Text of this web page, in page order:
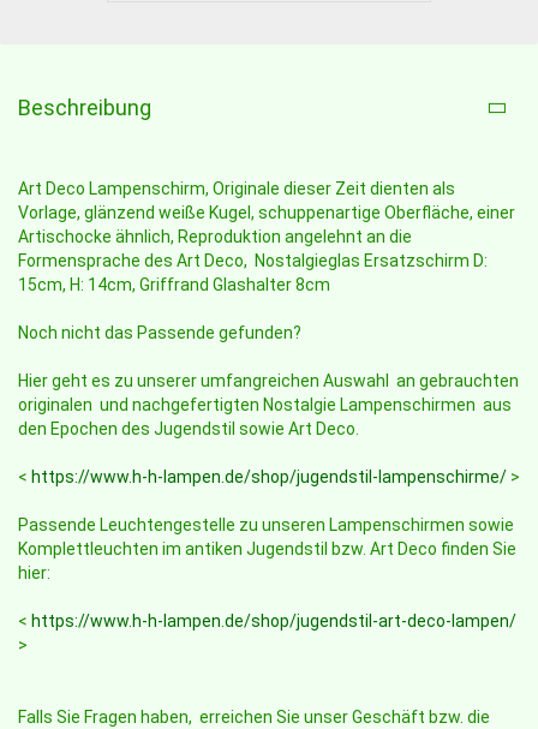
Beschreibung
Art Deco Lampenschirm, Originale dieser Zeit dienten als
Vorlage, glänzend weiße Kugel, schuppenartige Oberfläche, einer
Artischocke ähnlich, Reproduktion angelehnt an die
Formensprache des Art Deco, Nostalgieglas Ersatzschirm D:
15cm, H: 14cm, Griffrand Glashalter 8cm
Noch nicht das Passende gefunden?
Hier geht es zu unserer umfangreichen Auswahl an gebrauchten
originalen und nachgefertigten Nostalgie Lampenschirmen aus
den Epochen des Jugendstil sowie Art Deco.
< https://www.h-h-lampen.de/shop/jugendstil-lampenschirme/ >
Passende Leuchtengestelle zu unseren Lampenschirmen sowie
Komplettleuchten im antiken Jugendstil bzw. Art Deco finden Sie
hier:
< https://www.h-h-lampen.de/shop/jugendstil-art-deco-lampen/
>
Falls Sie Fragen haben, erreichen Sie unser Geschäft bzw. die